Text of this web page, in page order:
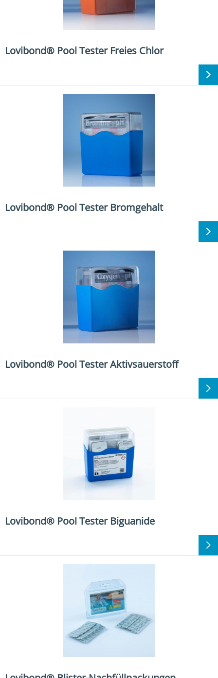
Lovibond® Pool Tester Freies Chlor
Lovibond® Pool Tester Bromgehalt
Lovibond® Pool Tester Aktivsauerstoff
Lovibond® Pool Tester Biguanide